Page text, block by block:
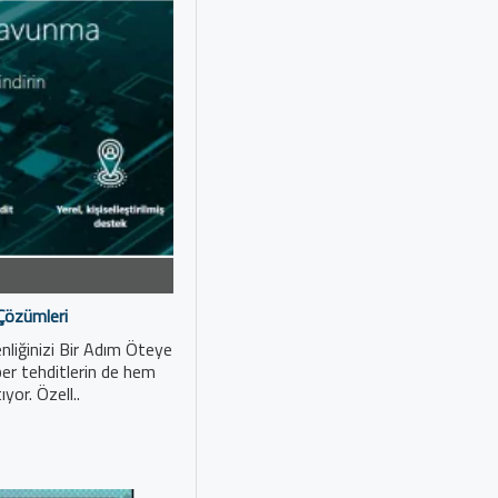
Bir Adım Öteye
tehditlerin de hem
Özell..